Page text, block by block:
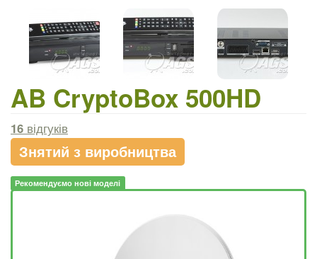
AB CryptoBox 500HD
16 відгуків
Знятий з виробництва
Рекомендуємо нові моделі